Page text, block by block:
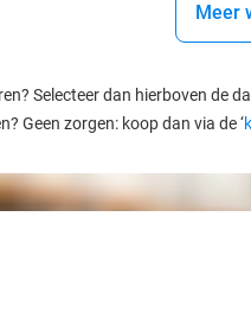
Meer
Selecteer dan hierboven de
Geen zorgen: koop dan via de ‘